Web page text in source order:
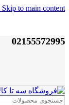
Skip to main content
02155572995